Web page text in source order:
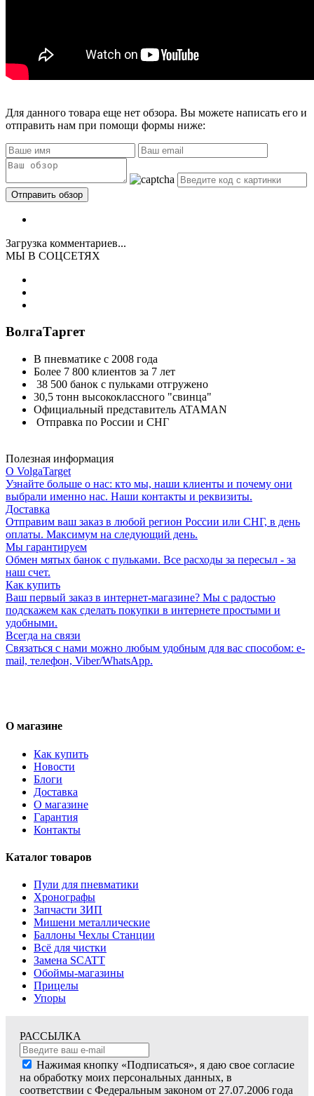
Для данного товара еще нет обзора. Вы можете написать его и
отправить нам при помощи формы ниже:
Загрузка комментариев...
МЫ В СОЦСЕТЯХ
ВолгаТаргет
В пневматике с 2008 года
Более 7 800 клиентов за 7 лет
38 500 банок с пульками отгружено
30,5 тонн высококлассного "свинца"
Официальный представитель ATAMAN
Отправка по России и СНГ
Полезная информация
О VolgaTarget
Узнайте больше о нас: кто мы, наши клиенты и почему они
выбрали именно нас. Наши контакты и реквизиты.
Доставка
Отправим ваш заказ в любой регион России или СНГ, в день
оплаты. Максимум на следующий день.
Мы гарантируем
Обмен мятых банок с пульками. Все расходы за пересыл - за
наш счет.
Как купить
Ваш первый заказ в интернет-магазине? Мы с радостью
подскажем как сделать покупки в интернете простыми и
удобными.
Всегда на связи
Связаться с нами можно любым удобным для вас способом: e-
mail, телефон, Viber/WhatsApp.
О магазине
Как купить
Новости
Блоги
Доставка
О магазине
Гарантия
Контакты
Каталог товаров
Пули для пневматики
Хронографы
Запчасти ЗИП
Мишени металлические
Баллоны Чехлы Станции
Всё для чистки
Замена SCATT
Обоймы-магазины
Прицелы
Упоры
РАССЫЛКА
Нажимая кнопку «Подписаться», я даю свое согласие
на обработку моих персональных данных, в
соответствии с Федеральным законом от 27.07.2006 года